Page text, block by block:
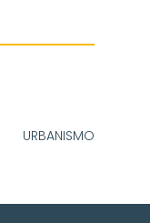
URBANISMO